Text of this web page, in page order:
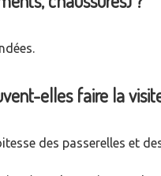
elles faire la
des passerelles et